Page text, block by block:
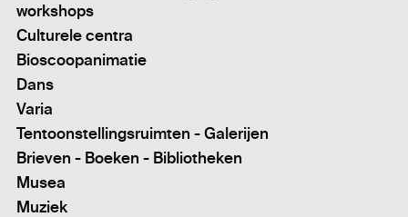
workshops
Culturele centra
Bioscoopanimatie
Dans
Varia
Tentoonstellingsruimten - Galerijen
Brieven - Boeken - Bibliotheken
Musea
Muziek